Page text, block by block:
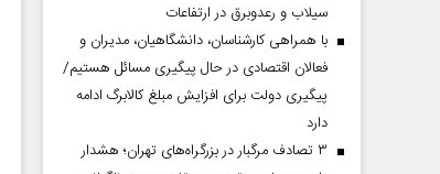
سیلاب و رعدوبرق در ارتفاعات
با همراهی کارشناسان، دانشگاهیان، مدیران و
فعالان اقتصادی در حال پیگیری مسائل هستیم/
پیگیری دولت برای افزایش مبلغ کالابرگ ادامه
دارد
۳ تصادف مرگبار در بزرگراه‌های تهران؛ هشدار